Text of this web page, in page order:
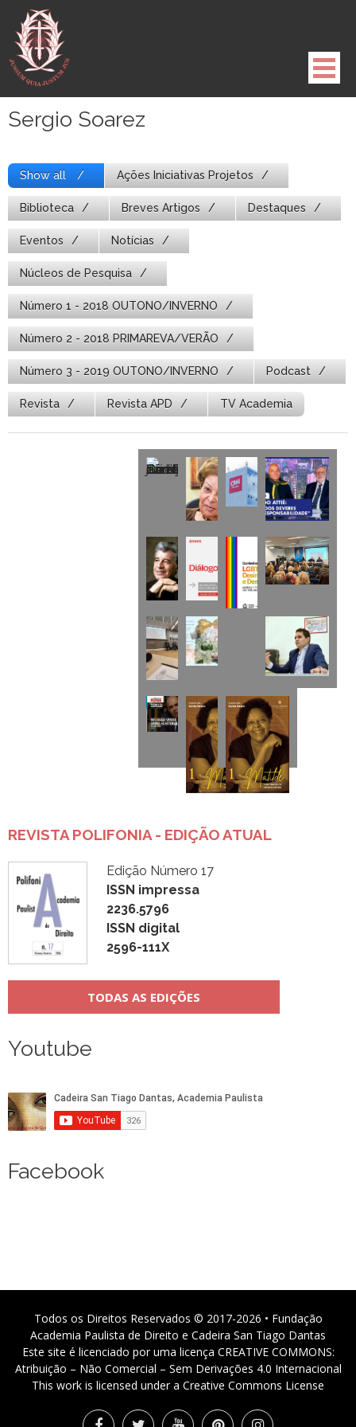
para
conteúdo
Sergio Soarez
Show all Ações Iniciativas Projetos
Biblioteca Breves Artigos Destaques
Eventos Notícias
Núcleos de Pesquisa
Número 1 - 2018 OUTONO/INVERNO
Número 2 - 2018 PRIMAREVA/VERÃO
Número 3 - 2019 OUTONO/INVERNO Podcast
Revista Revista APD TV Academia
REVISTA POLIFONIA - EDIÇÃO ATUAL
Edição Número 17
ISSN impressa
2236.5796
ISSN digital
2596-111X
TODAS AS EDIÇÕES
Youtube
Facebook
Todos os Direitos Reservados © 2017-2026 • Fundação
Academia Paulista de Direito e Cadeira San Tiago Dantas
Este site é licenciado por uma licença CREATIVE COMMONS:
Atribuição – Não Comercial – Sem Derivações 4.0 Internacional
This work is licensed under a Creative Commons License